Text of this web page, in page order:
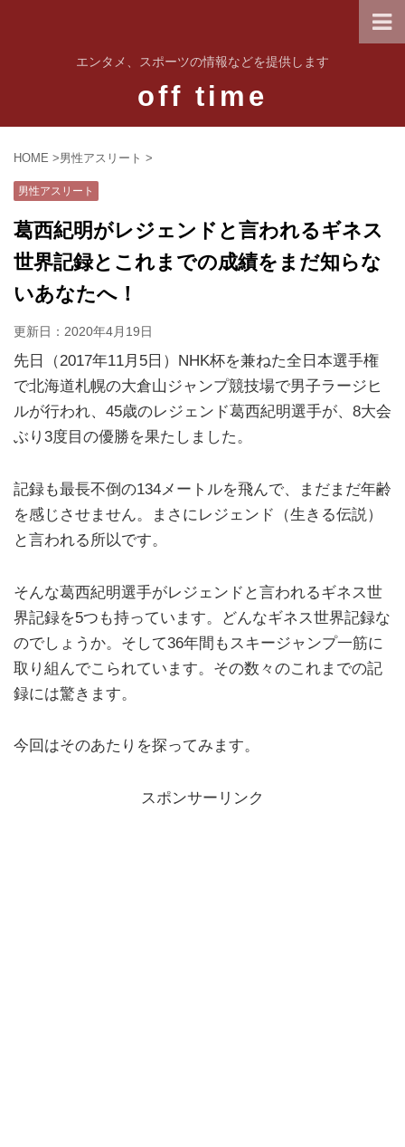
エンタメ、スポーツの情報などを提供します
off time
HOME >男性アスリート >
男性アスリート
葛西紀明がレジェンドと言われるギネス
世界記録とこれまでの成績をまだ知らな
いあなたへ！
更新日： 2020年4月19日
先日（2017年11月5日）NHK杯を兼ねた全日本選手権
で北海道札幌の大倉山ジャンプ競技場で男子ラージヒ
ルが行われ、45歳のレジェンド葛西紀明選手が、8大会
ぶり3度目の優勝を果たしました。
記録も最長不倒の134メートルを飛んで、まだまだ年齢
を感じさせません。まさにレジェンド（生きる伝説）
と言われる所以です。
そんな葛西紀明選手がレジェンドと言われるギネス世
界記録を5つも持っています。どんなギネス世界記録な
のでしょうか。そして36年間もスキージャンプ一筋に
取り組んでこられています。その数々のこれまでの記
録には驚きます。
今回はそのあたりを探ってみます。
スポンサーリンク